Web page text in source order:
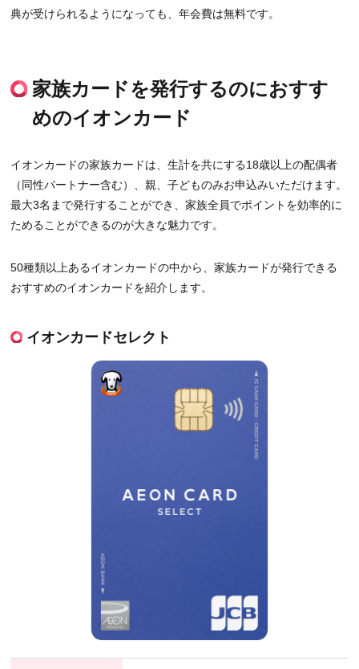
典が受けられるようになっても、年会費は無料です。
家族カードを発行するのにおすす
めのイオンカード
イオンカードの家族カードは、生計を共にする18歳以上の配偶者
（同性パートナー含む）、親、子どものみお申込みいただけます。
最大3名まで発行することができ、家族全員でポイントを効率的に
ためることができるのが大きな魅力です。
50種類以上あるイオンカードの中から、家族カードが発行できる
おすすめのイオンカードを紹介します。
イオンカードセレクト